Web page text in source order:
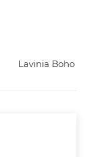
Lavinia Boho